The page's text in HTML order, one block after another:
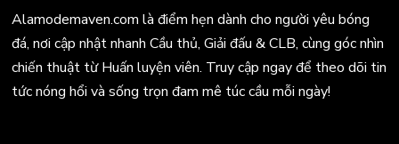
Alamodemaven.com là điểm hẹn dành cho người yêu bóng
đá, nơi cập nhật nhanh Cầu thủ, Giải đấu & CLB, cùng góc nhìn
chiến thuật từ Huấn luyện viên. Truy cập ngay để theo dõi tin
tức nóng hổi và sống trọn đam mê túc cầu mỗi ngày!